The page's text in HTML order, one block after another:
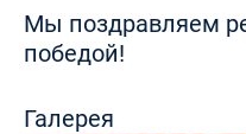
Мы поздравляем
победой!
Галерея